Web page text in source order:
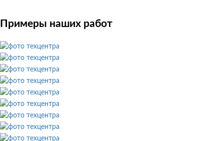
Примеры наших работ